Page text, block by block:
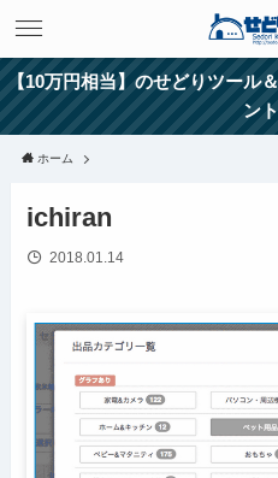
【10万円相当】のせどりツール
ン
ホーム
ichiran
2018.01.14